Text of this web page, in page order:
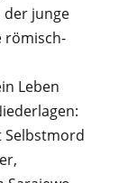
der junge
römisch-
Leben
Selbstmord